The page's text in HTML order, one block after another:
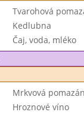
Tvarohová
Kedlubna
Čaj, voda, mléko
Mrkvová
Hroznové víno